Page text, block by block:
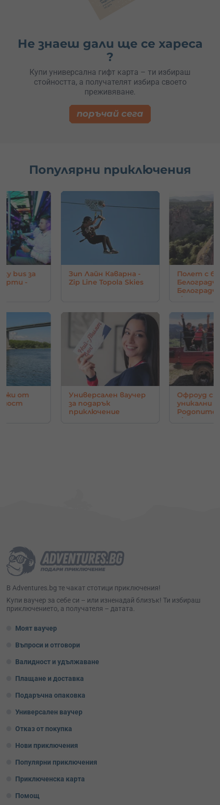
Не знаеш дали ще се хареса
?
Купи универсална гифт карта – ти избираш
стойността, а получателят избира своето
преживяване.
поръчай сега
Популярни приключения
за
-
от
Зип Лайн Каварна -
Zip Line Topola Skies
Универсален ваучер
за подарък
приключение
Полет с
Белоградчик и
скали
Офроуд с
уникални
Родопите -
В Adventures.bg те чакат стотици приключения!
Kупи ваучер за себе си – или изненадай близък! Ти избираш
приключението, а получателя – датата.
Моят ваучер
Въпроси и отговори
Валидност и удължаване
Плащане и доставка
Подаръчна опаковка
Универсален ваучер
Отказ от покупка
Нови приключения
Популярни приключения
Приключенска карта
Помощ